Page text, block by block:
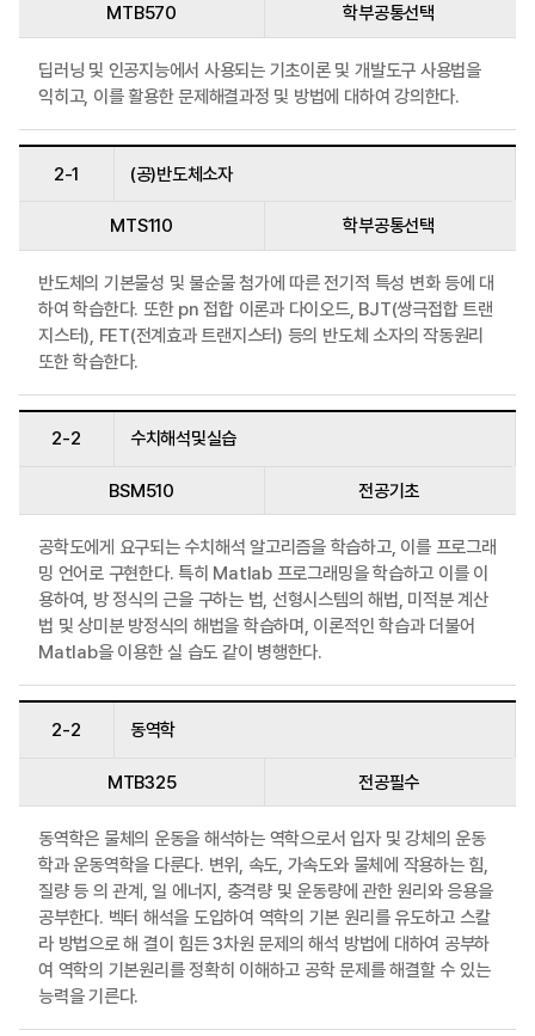
MTB570 학부공통선택
딥러닝 및 인공지능에서 사용되는 기초이론 및 개발도구 사용법을
익히고, 이를 활용한 문제해결과정 및 방법에 대하여 강의한다.
2-1 (공)반도체소자
MTS110 학부공통선택
반도체의 기본물성 및 불순물 첨가에 따른 전기적 특성 변화 등에 대
하여 학습한다. 또한 pn 접합 이론과 다이오드, BJT(쌍극접합 트랜
지스터), FET(전계효과 트랜지스터) 등의 반도체 소자의 작동원리
또한 학습한다.
2-2 수치해석및실습
BSM510 전공기초
공학도에게 요구되는 수치해석 알고리즘을 학습하고, 이를 프로그래
밍 언어로 구현한다. 특히 Matlab 프로그래밍을 학습하고 이를 이
용하여, 방 정식의 근을 구하는 법, 선형시스템의 해법, 미적분 계산
법 및 상미분 방정식의 해법을 학습하며, 이론적인 학습과 더불어
Matlab을 이용한 실 습도 같이 병행한다.
2-2 동역학
MTB325 전공필수
동역학은 물체의 운동을 해석하는 역학으로서 입자 및 강체의 운동
학과 운동역학을 다룬다. 변위, 속도, 가속도와 물체에 작용하는 힘,
질량 등 의 관계, 일 에너지, 충격량 및 운동량에 관한 원리와 응용을
공부한다. 벡터 해석을 도입하여 역학의 기본 원리를 유도하고 스칼
라 방법으로 해 결이 힘든 3차원 문제의 해석 방법에 대하여 공부하
여 역학의 기본원리를 정확히 이해하고 공학 문제를 해결할 수 있는
능력을 기른다.